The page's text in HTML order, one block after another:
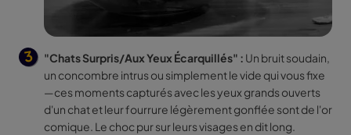
"Chats Surpris/Aux Yeux Écarquillés" : Un bruit soudain,
un concombre intrus ou simplement le vide qui vous fixe
—ces moments capturés avec les yeux grands ouverts
d'un chat et leur fourrure légèrement gonflée sont de l'or
comique. Le choc pur sur leurs visages en dit long.